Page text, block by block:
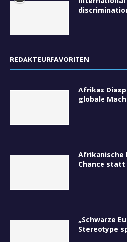
REDAKTEURFAVORITEN
Afrikas
globale
Afrikanische
Chance statt
„Schwarze
Stereotype